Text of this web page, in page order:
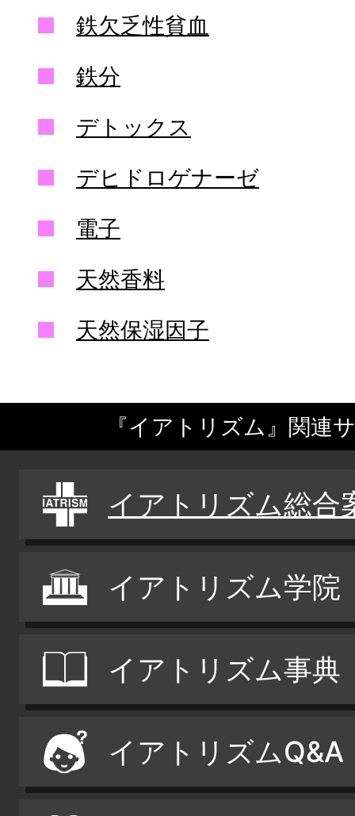
鉄欠乏性貧血
鉄分
デトックス
デヒドロゲナーゼ
電子
天然香料
天然保湿因子
『イアトリズム』関連
イアトリズム総合
イアトリズム学院
イアトリズム事典
イアトリズムQ&A